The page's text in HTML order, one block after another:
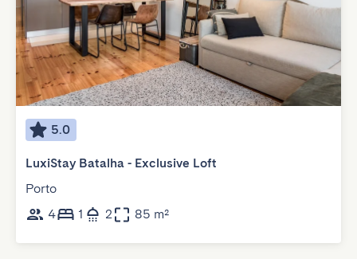
5.0
LuxiStay Batalha - Exclusive Loft
Porto
4
1 2 85 m²